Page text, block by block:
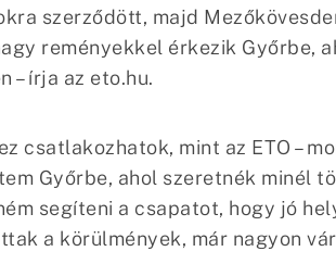
szerződött, majd
reményekkel érkezik Győrbe,
– írja az eto.hu.
csatlakozhatok, mint az ETO –
Győrbe, ahol szeretnék minél
segíteni a csapatot, hogy jó
a körülmények, már nagyon